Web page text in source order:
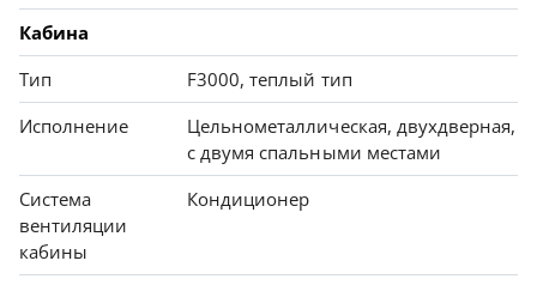
Кабина
Тип
F3000, теплый тип
Исполнение
Цельнометаллическая, двухдверная,
с двумя спальными местами
Система
вентиляции
кабины
Кондиционер